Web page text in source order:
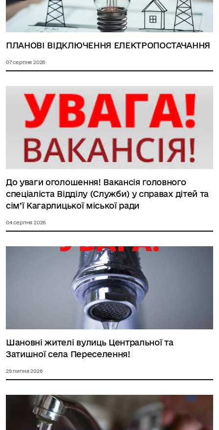
ПЛАНОВІ ВІДКЛЮЧЕННЯ ЕЛЕКТРОПОСТАЧАННЯ
07 серпня 2026
До уваги оголошення! Вакансія головного
спеціаліста Відділу (Служби) у справах дітей та
сім’ї Кагарлицької міської ради
04 серпня 2026
Шановні жителі вулиць Центральної та
Затишної села Переселення!
29 липня 2026